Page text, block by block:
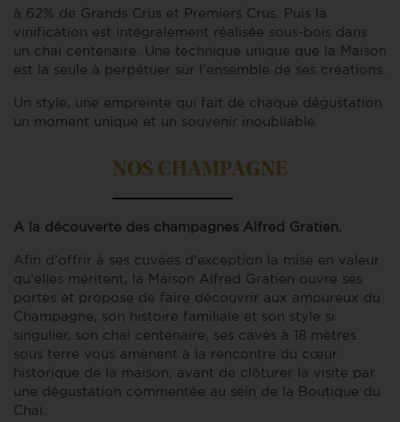
à 62% de Grands Crus et Premiers Crus. Puis la
vinification est intégralement réalisée sous-bois dans
un chai centenaire. Une technique unique que la Maison
est la seule à perpétuer sur l’ensemble de ses créations.
Un style, une empreinte qui fait de chaque dégustation
un moment unique et un souvenir inoubliable.
NOS CHAMPAGNE
A la découverte des champagnes Alfred Gratien.
Afin d’offrir à ses cuvées d’exception la mise en valeur
qu’elles méritent, la Maison Alfred Gratien ouvre ses
portes et propose de faire découvrir aux amoureux du
Champagne, son histoire familiale et son style si
singulier, son chai centenaire, ses caves à 18 mètres
sous terre vous amènent à la rencontre du cœur
historique de la maison, avant de clôturer la visite par
une dégustation commentée au sein de la Boutique du
Chai.